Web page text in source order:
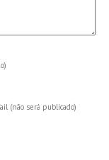
(não será publicado)